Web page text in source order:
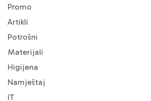
Promo
Artikli
Potrošni
Materijali
Higijena
Namještaj
IT